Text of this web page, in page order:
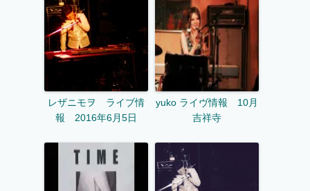
レザニモヲ ライブ情
報 2016年6月5日
yuko ライヴ情報 10月
吉祥寺